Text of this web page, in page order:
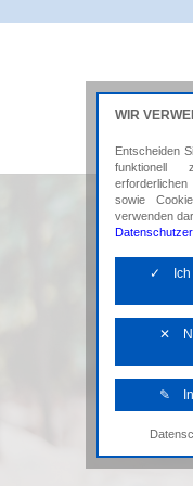
WIR
Entscheiden
funktionell
sowie
verwenden
✓ Ich
✕
✎
Diese